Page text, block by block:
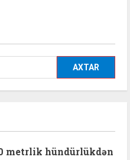
metrlik hündürlükdən